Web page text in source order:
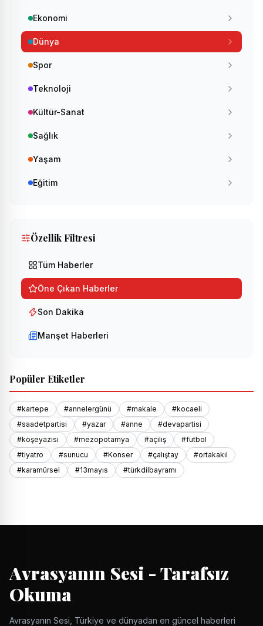
Ekonomi
Dünya
Spor
Teknoloji
Kültür-Sanat
Sağlık
Yaşam
Eğitim
Özellik Filtresi
Tüm Haberler
Öne Çıkan Haberler
Son Dakika
Manşet Haberleri
Popüler Etiketler
#kartepe #annelergünü #makale
#kocaeli
#saadetpartisi
#yazar #anne
#devapartisi
#köşeyazısı
#mezopotamya #açılış
#futbol
#tiyatro
#sunucu #Konser #çalıştay
#ortakakıl
#karamürsel
#13mayıs #türkdilbayramı
Avrasyanın Sesi - Tarafsız
Okuma
Avrasyanın Sesi, Türkiye ve dünyadan en güncel haberleri